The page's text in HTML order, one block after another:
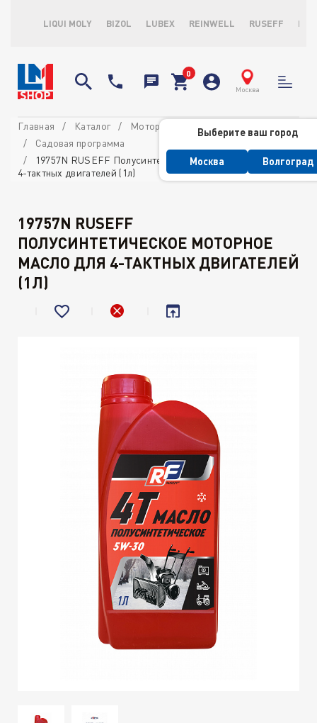
LIQUI MOLY BIZOL LUBEX REINWELL RUSEFF
Москва
Выберите ваш город
Москва Волгоград
Главная Каталог
Моторные масла
Садовая программа
19757N RUSEFF Полусинтетическое моторное масло для
4-тактных двигателей (1л)
19757N RUSEFF
ПОЛУСИНТЕТИЧЕСКОЕ МОТОРНОЕ
МАСЛО ДЛЯ 4-ТАКТНЫХ ДВИГАТЕЛЕЙ
(1Л)